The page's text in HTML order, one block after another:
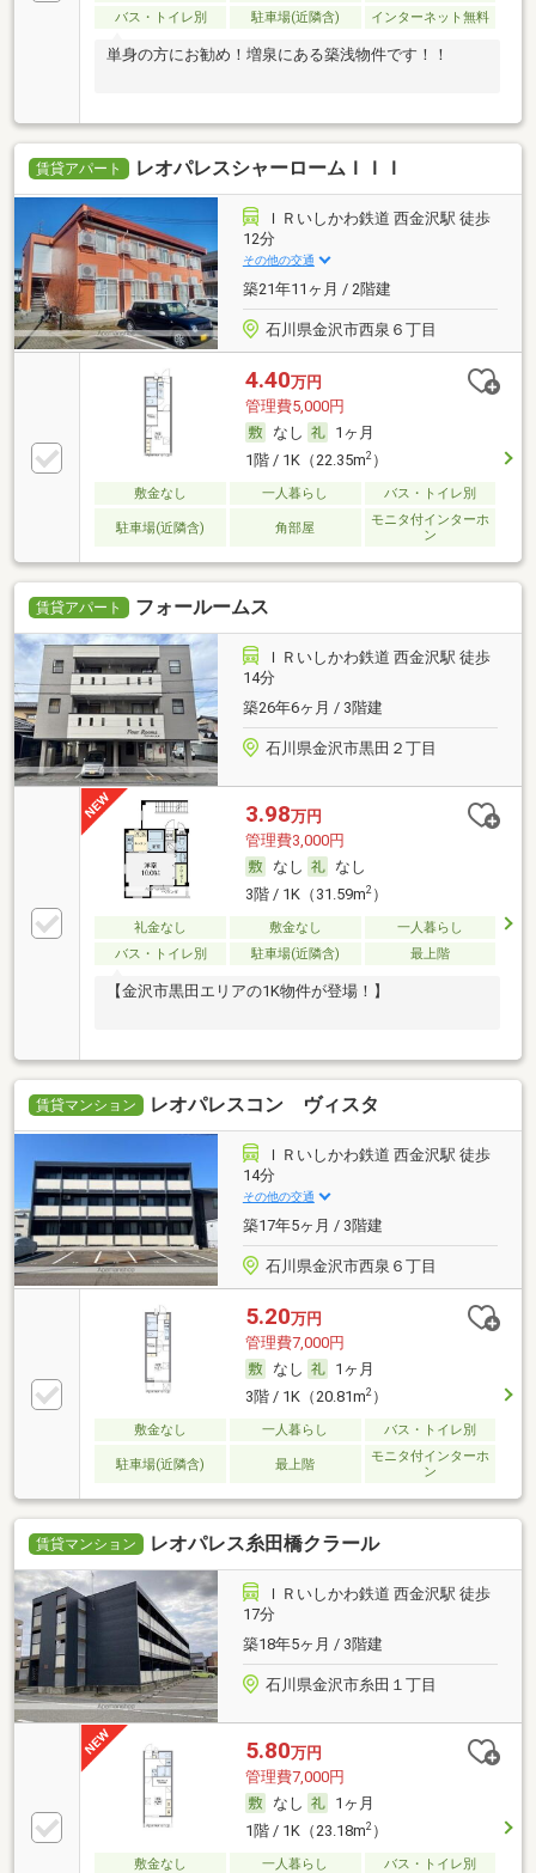
バス・トイレ別
駐車場(近隣含) インターネット無料
単身の方にお勧め！増泉にある築浅物件です！！
賃貸アパート レオパレスシャーロームＩＩＩ
ＩＲいしかわ鉄道 西金沢駅 徒歩
12分
その他の交通
築21年11ヶ月 / 2階建
石川県金沢市西泉６丁目
4.40万円
管理費5,000円
なし
1ヶ月
1階 / 1K（22.35m2）
敷金なし 一人暮らし バス・トイレ別
駐車場(近隣含) 角部屋
モニタ付インターホ
ン
賃貸アパート フォールームス
ＩＲいしかわ鉄道 西金沢駅 徒歩
14分
築26年6ヶ月 / 3階建
石川県金沢市黒田２丁目
3.98万円
管理費3,000円
なし
なし
3階 / 1K（31.59m2）
礼金なし 敷金なし
一人暮らし
バス・トイレ別
駐車場(近隣含) 最上階
【金沢市黒田エリアの1K物件が登場！】
賃貸マンション レオパレスコン ヴィスタ
ＩＲいしかわ鉄道 西金沢駅 徒歩
14分
その他の交通
築17年5ヶ月 / 3階建
石川県金沢市西泉６丁目
5.20万円
管理費7,000円
なし
1ヶ月
3階 / 1K（20.81m2）
敷金なし 一人暮らし バス・トイレ別
駐車場(近隣含) 最上階
モニタ付インターホ
ン
賃貸マンション レオパレス糸田橋クラール
ＩＲいしかわ鉄道 西金沢駅 徒歩
17分
築18年5ヶ月 / 3階建
石川県金沢市糸田１丁目
5.80万円
管理費7,000円
なし
1ヶ月
1階 / 1K（23.18m2）
敷金なし 一人暮らし バス・トイレ別